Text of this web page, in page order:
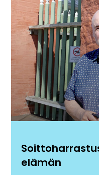
elämän